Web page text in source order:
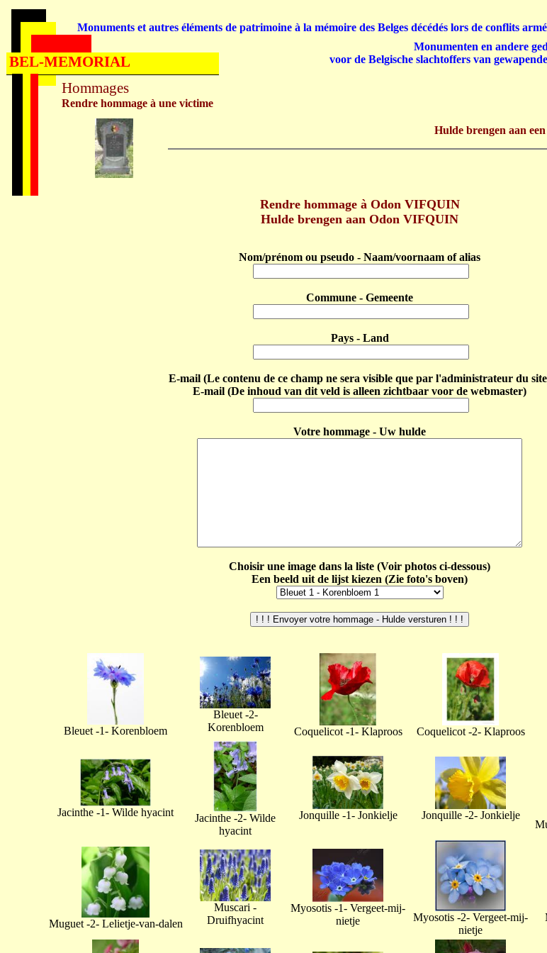
Rendre hommage à Odon VIFQUIN
Hulde brengen aan Odon VIFQUIN
Nom/prénom ou pseudo - Naam/voornaam of alias
Commune - Gemeente
Pays - Land
E-mail (Le contenu de ce champ ne sera visible que par l'administrateur du
E-mail (De inhoud van dit veld is alleen zichtbaar voor de webmaster)
Votre hommage - Uw hulde
Choisir une image dans la liste (Voir photos ci-dessous)
Een beeld uit de lijst kiezen (Zie foto's boven)
Bleuet -1- Korenbloem
Bleuet -2-
Korenbloem
Coquelicot -1- Klaproos Coquelicot -2- Klaproos
Jacinthe -1- Wilde hyacint
Jacinthe -2- Wilde
hyacint
Jonquille -1- Jonkielje Jonquille -2- Jonkielje
Muguet -2- Lelietje-van-dalen
Muscari -
Druifhyacint
Myosotis -1- Vergeet-mij-
nietje
Myosotis -2- Vergeet-mij-
nietje
Hommages
Rendre hommage à une victime
Hulde brengen aan
Monuments et autres éléments de patrimoine à la mémoire des Belges décédés lors de conflits
Monumenten en andere
voor de Belgische slachtoffers van
BEL-MEMORIAL